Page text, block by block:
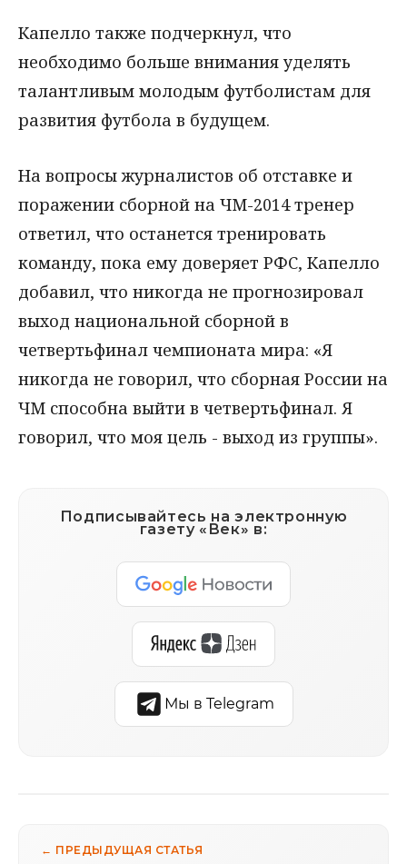
Капелло также подчеркнул, что
необходимо больше внимания уделять
талантливым молодым футболистам для
развития футбола в будущем.
На вопросы журналистов об отставке и
поражении сборной на ЧМ-2014 тренер
ответил, что останется тренировать
команду, пока ему доверяет РФС, Капелло
добавил, что никогда не прогнозировал
выход национальной сборной в
четвертьфинал чемпионата мира: «Я
никогда не говорил, что сборная России на
ЧМ способна выйти в четвертьфинал. Я
говорил, что моя цель - выход из группы».
Подписывайтесь на электронную
газету «Век» в:
Мы в Telegram
← ПРЕДЫДУЩАЯ СТАТЬЯ